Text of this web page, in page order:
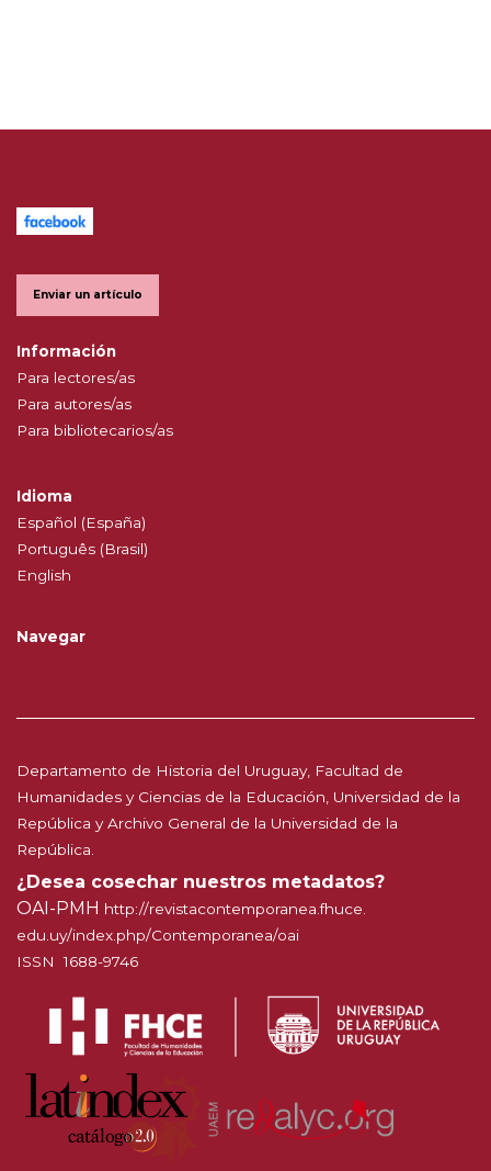
Enviar un artículo
Información
Para lectores/as
Para autores/as
Para bibliotecarios/as
Idioma
Español (España)
Português (Brasil)
English
Navegar
Departamento de Historia del Uruguay, Facultad de
Humanidades y Ciencias de la Educación, Universidad de la
República y Archivo General de la Universidad de la
República.
¿Desea cosechar nuestros metadatos?
OAI-PMH http://revistacontemporanea.fhuce.
edu.uy/index.php/Contemporanea/oai
ISSN 1688-9746